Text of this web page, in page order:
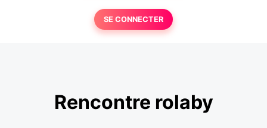
SE CONNECTER
Rencontre rolaby